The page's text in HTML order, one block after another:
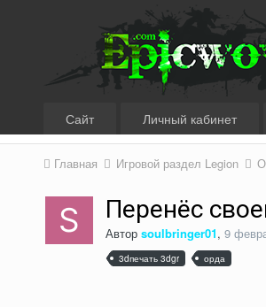
Сайт Личный кабинет
Главная Игровой раздел Legion
Перенёс
Автор soulbringer01, 9
3dпечать 3dgr орда